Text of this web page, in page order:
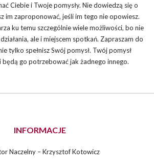
Ciebie i Twoje pomysły. Nie dowiedzą się o
im zaproponować, jeśli im tego nie opowiesz.
ku temu szczególnie wiele możliwości, bo nie
ale i miejscem spotkań. Zapraszam do
tylko spełnisz Swój pomysł. Twój pomysł
będą go potrzebować jak żadnego innego.
INFORMACJE
Naczelny – Krzysztof Kotowicz